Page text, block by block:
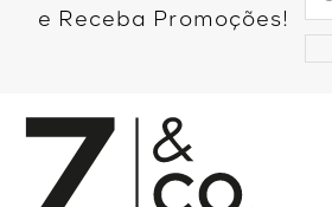
e Receba Promoções!